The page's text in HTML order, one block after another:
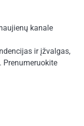
kanale
ir įžvalgas,
Prenumeruokite